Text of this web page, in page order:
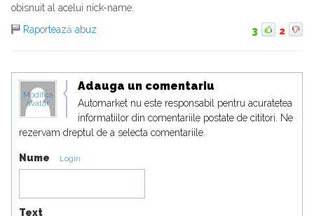
obisnuit al acelui nick-name.
Raportează abuz
3 2
Modifica
avatar
Adauga un comentariu
Automarket nu este responsabil pentru acuratetea
informatiilor din comentariile postate de cititori. Ne
rezervam dreptul de a selecta comentariile.
Nume Login
Text